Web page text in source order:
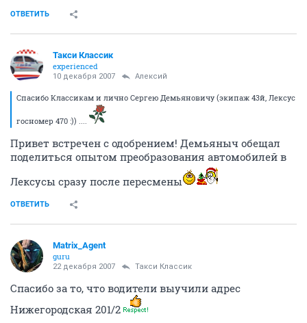
ОТВЕТИТЬ
Такси Классик
experienced
10 декабря 2007 Алексий
Спасибо Классикам и лично Сергею Демьяновичу (экипаж 43й, Лексус
госномер 470 :)) ....
Привет встречен с одобрением! Демьяныч обещал
поделиться опытом преобразования автомобилей в
Лексусы сразу после пересмены
ОТВЕТИТЬ
Matrix_Agent
guru
22 декабря 2007 Такси Классик
Спасибо за то, что водители выучили адрес
Нижегородская 201/2